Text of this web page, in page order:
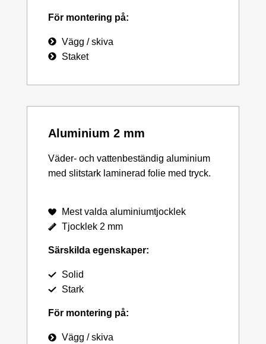
För montering på:
Vägg / skiva
Staket
Aluminium 2 mm
Väder- och vattenbeständig aluminium
med slitstark laminerad folie med tryck.
Mest valda aluminiumtjocklek
Tjocklek 2 mm
Särskilda egenskaper:
Solid
Stark
För montering på:
Vägg / skiva